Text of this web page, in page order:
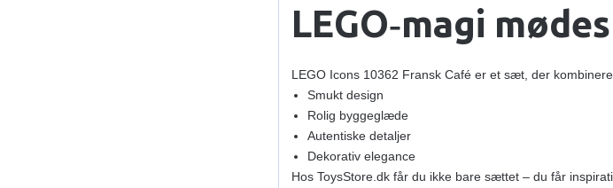
LEGO‑magi mødes
LEGO Icons 10362 Fransk Café er et sæt, der
Smukt design
Rolig byggeglæde
Autentiske detaljer
Dekorativ elegance
Hos ToysStore.dk får du ikke bare sættet – du får